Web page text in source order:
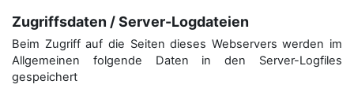
Zugriffsdaten / Server-Logdateien
Beim Zugriff auf die Seiten dieses Webservers werden im
Allgemeinen folgende Daten in den Server-Logfiles
gespeichert